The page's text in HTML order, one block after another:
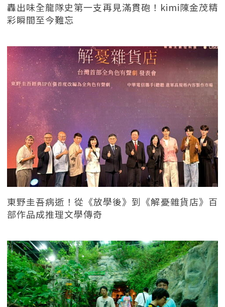
轟出味全龍隊史第一支再見滿貫砲！kimi陳金茂精
彩瞬間至今難忘
東野圭吾病逝！從《放學後》到《解憂雜貨店》百
部作品成推理文學傳奇